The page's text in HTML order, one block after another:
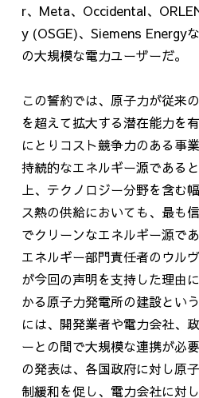
r、 Meta、 Occidental、
y (OSGE)、 Siemens Energy
の大規模な電力ユーザーだ。
この誓約では、原子力が従来
を超えて拡大する潜在能力を
にとりコスト競争力のある事
持続的なエネルギー源である
上、テクノロジー分野を含む
ス熱の供給においても、最も
でクリーンなエネルギー源で
エネルギー部門責任者のウル
が今回の声明を支持した理由
かる原子力発電所の建設とい
には、開発業者や電力会社、
ーとの間で大規模な連携が必
の発表は、各国政府に対し原
制緩和を促し、電力会社に対